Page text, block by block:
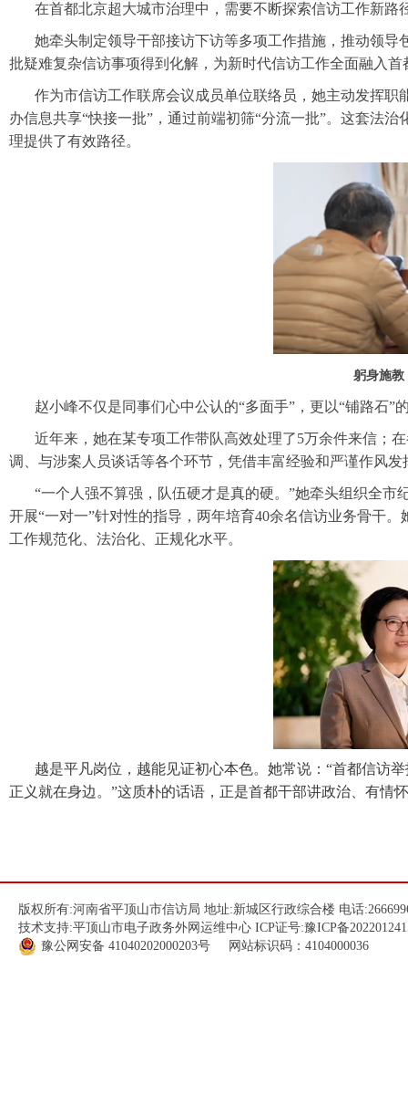
在首都北京超大城市治理中，需要不断探索信访工作新路
她牵头制定领导干部接访下访等多项工作措施，推动领
批疑难复杂信访事项得到化解，为新时代信访工作全面融入首
作为市信访工作联席会议成员单位联络员，她主动发挥职
办信息共享“快接一批”，通过前端初筛“分流一批”。这套法
理提供了有效路径。
躬身施教
赵小峰不仅是同事们心中公认的“多面手”，更以“铺路石
近年来，她在某专项工作带队高效处理了5万余件来信；
调、与涉案人员谈话等各个环节，凭借丰富经验和严谨作风
“一个人强不算强，队伍硬才是真的硬。”她牵头组织全
开展“一对一”针对性的指导，两年培育40余名信访业务骨干
工作规范化、法治化、正规化水平。
越是平凡岗位，越能见证初心本色。她常说：“首都信访
正义就在身边。”这质朴的话语，正是首都干部讲政治、有情
版权所有:河南省平顶山市信访局 地址:新城区行政综合楼 电话
技术支持:平顶山市电子政务外网运维中心 ICP证号:豫ICP备
豫公网安备 41040202000203号 网站标识码：4104000036